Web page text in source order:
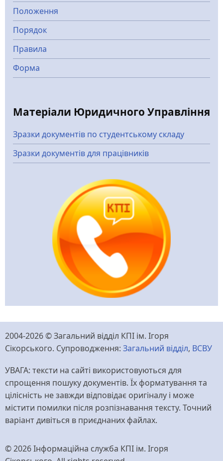
Положення
Порядок
Правила
Форма
Матеріали Юридичного Управління
Зразки документів по студентському складу
Зразки документів для працівників
2004-2026 © Загальний відділ КПІ ім. Ігоря
Сікорського. Супроводження: Загальний відділ, ВСВУ
УВАГА: тексти на сайті використовуються для
спрощення пошуку документів. Їх форматування та
цілісність не завжди відповідає оригіналу і може
містити помилки після розпізнавання тексту. Точний
варіант дивіться в приєднаних файлах.
© 2026 Інформаційна служба КПІ ім. Ігоря